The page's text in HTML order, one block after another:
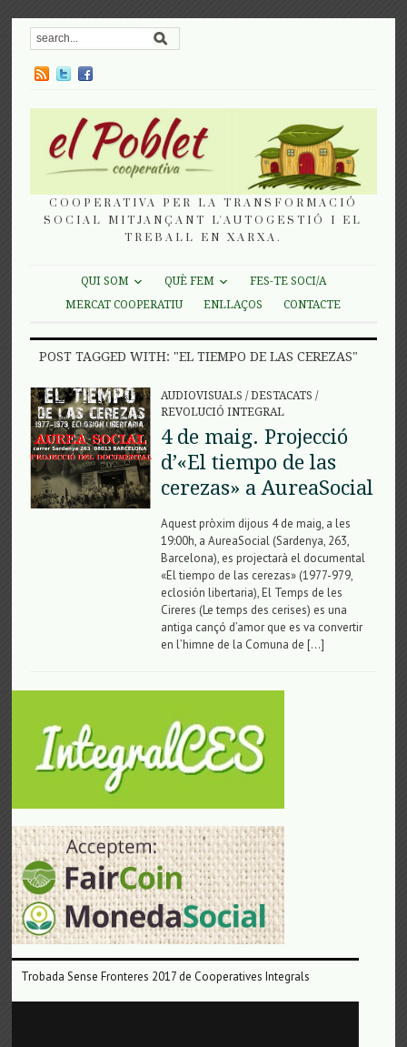
COOPERATIVA PER LA TRANSFORMACIÓ
SOCIAL MITJANÇANT L'AUTOGESTIÓ I EL
TREBALL EN XARXA.
QUI SOM QUÈ FEM
FES-TE SOCI/A
MERCAT COOPERATIU
ENLLAÇOS CONTACTE
POST TAGGED WITH: "EL TIEMPO DE LAS CEREZAS"
AUDIOVISUALS /DESTACATS /
REVOLUCIÓ INTEGRAL
4 de maig. Projecció
d’«El tiempo de las
cerezas» a AureaSocial
Aquest pròxim dijous 4 de maig, a les
19:00h, a AureaSocial (Sardenya, 263,
Barcelona), es projectarà el documental
«El tiempo de las cerezas» (1977-979,
eclosión libertaria), El Temps de les
Cireres (Le temps des cerises) es una
antiga cançó d’amor que es va convertir
en l’himne de la Comuna de […]
Trobada Sense Fronteres 2017 de Cooperatives Integrals